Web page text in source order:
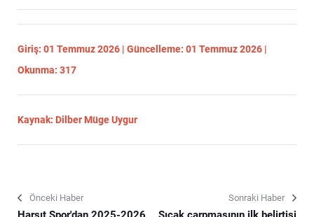
Giriş: 01 Temmuz 2026 | Güncelleme: 01 Temmuz 2026 |
Okunma: 317
Kaynak: Dilber Müge Uygur
Önceki Haber Sonraki Haber